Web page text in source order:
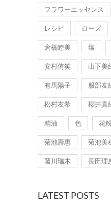
フラワーエッセンス
レシピ ローズ
倉橋睦美 塩
安村侑笑 山下美
有馬陽子 服部友
松村友希 櫻井真
精油 色 花
菊池壽惠 菊池美
藤川瑞木 長田理
LATEST POSTS